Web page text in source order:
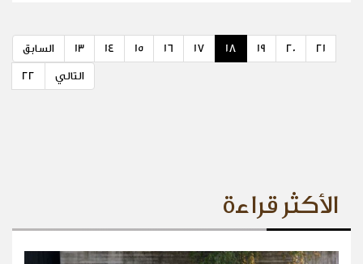
السابق 13 14 15 16 17 18 19 20 21
22 التالي
الأكثر قراءة